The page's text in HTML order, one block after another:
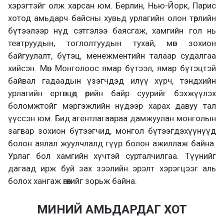
хэрэгтэйг олж харсан юм. Берлин, Нью-Йорк, Парис
хотод амьдарч байсны хувьд урлагийн олон төрлийн
бүтээлээр нүд сэтгэлээ баясгаж, хамгийн гол нь
театруудын, тоглолтуудын тухай, мөн зохион
байгуулалт, бүтэц, менежментийн талаар судалгаа
хийсэн. Мөн Монголоос ямар бүтээл, ямар бүтэцтэй
байвал гадаадын үзэгчдэд илүү хүрч, тэндхийн
урлагийн ертөнцөд өөрийн байр суурийг бэхжүүлэх
боломжтойг мэргэжлийн нүдээр харах давуу тал
үүссэн юм. Бид агентлагаараа дамжуулан монголын
загвар зохион бүтээгчид, монгол бүтээгдэхүүнүүд
болон аялал жуулчлалд гүүр болон ажиллаж байна.
Урлаг бол хамгийн хүчтэй сурталчилгаа. Түүнийг
дагаад ирж буй зах зээлийн эрэлт хэрэгцээг аль
болох хангаж өгөхийг зорьж байна.
МИНИЙ АМЬДАРДАГ ХОТ